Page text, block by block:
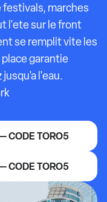
marches
l'ete sur le front
se remplit vite les
garantie
l'eau.
CODE TORO5
CODE TORO5